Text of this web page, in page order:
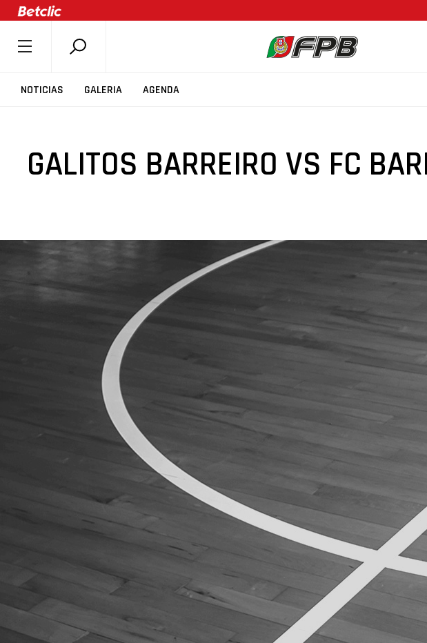
NOTICIAS GALERIA AGENDA
SOBRE A FPB
COMPETIÇÕES
ASSOCIAÇÕES
AGENDA
MINIBASQUETE
ÁREA TÉCNICA
PROJETOS
GALITOS BARREIRO VS FC